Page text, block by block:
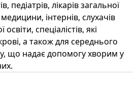
педіатрів, лікарів загальної
інтернів, слухачів
спеціалістів, які
а також для середнього
що надає допомогу хворим у